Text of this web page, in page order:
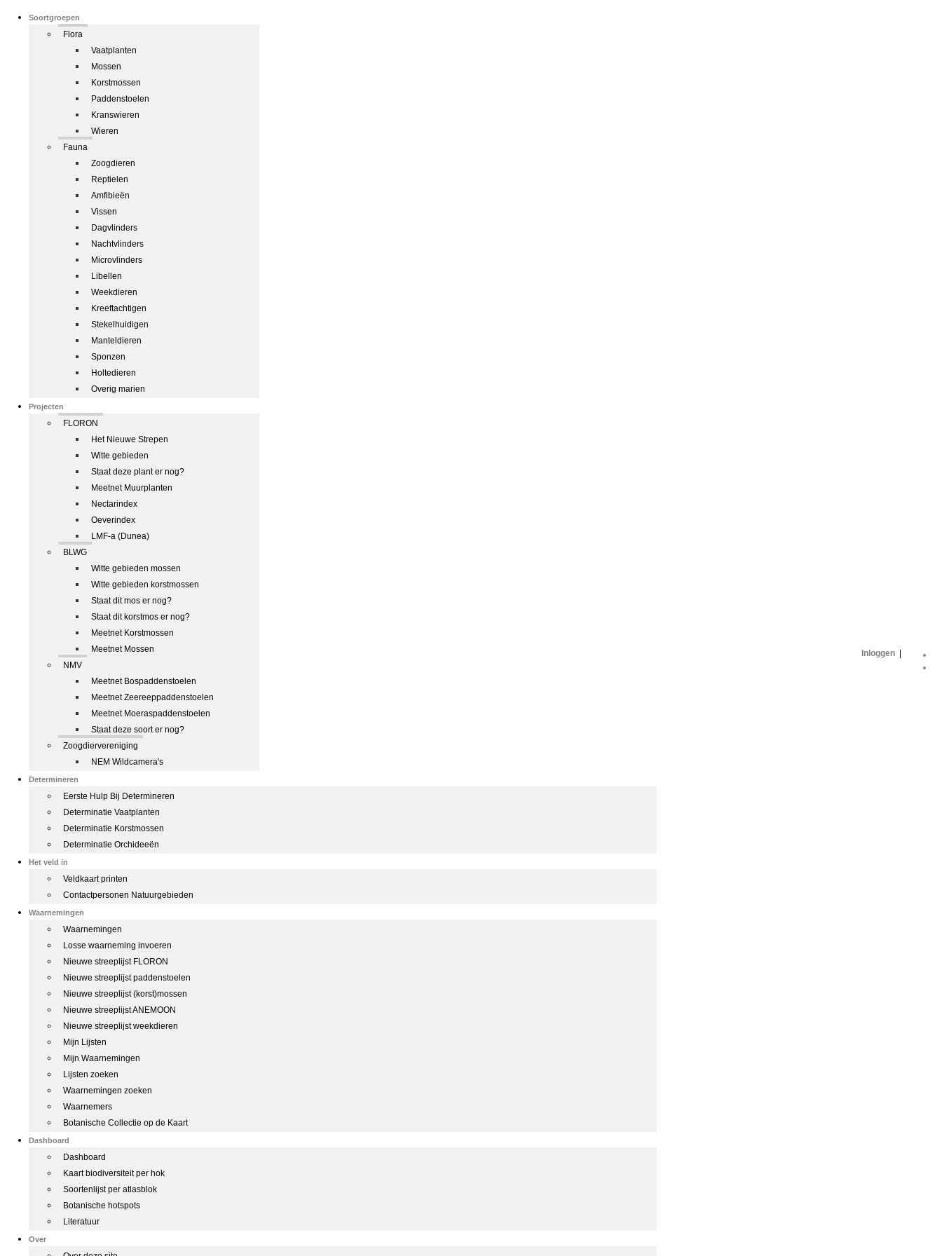
Soortgroepen
Flora
Vaatplanten
Mossen
Korstmossen
Paddenstoelen
Kranswieren
Wieren
Fauna
Zoogdieren
Reptielen
Amfibieën
Vissen
Dagvlinders
Nachtvlinders
Microvlinders
Libellen
Weekdieren
Kreeftachtigen
Stekelhuidigen
Manteldieren
Sponzen
Holtedieren
Overig marien
Projecten
FLORON
Het Nieuwe Strepen
Witte gebieden
Staat deze plant er nog?
Meetnet Muurplanten
Nectarindex
Oeverindex
LMF-a (Dunea)
BLWG
Witte gebieden mossen
Witte gebieden korstmossen
Staat dit mos er nog?
Staat dit korstmos er nog?
Meetnet Korstmossen
Meetnet Mossen
NMV
Meetnet Bospaddenstoelen
Meetnet Zeereeppaddenstoelen
Meetnet Moeraspaddenstoelen
Staat deze soort er nog?
Zoogdiervereniging
NEM Wildcamera's
Determineren
Eerste Hulp Bij Determineren
Determinatie Vaatplanten
Determinatie Korstmossen
Determinatie Orchideeën
Het veld in
Veldkaart printen
Contactpersonen Natuurgebieden
Waarnemingen
Waarnemingen
Losse waarneming invoeren
Nieuwe streeplijst FLORON
Nieuwe streeplijst paddenstoelen
Nieuwe streeplijst (korst)mossen
Nieuwe streeplijst ANEMOON
Nieuwe streeplijst weekdieren
Mijn Lijsten
Mijn Waarnemingen
Lijsten zoeken
Waarnemingen zoeken
Waarnemers
Botanische Collectie op de Kaart
Dashboard
Dashboard
Kaart biodiversiteit per hok
Soortenlijst per atlasblok
Botanische hotspots
Literatuur
Over
Inloggen